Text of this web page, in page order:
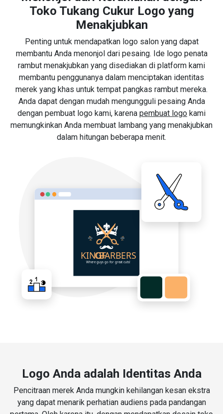
Toko Tukang Cukur Logo yang
Menakjubkan
Penting untuk mendapatkan logo salon yang dapat
membantu Anda menonjol dari pesaing. Ide logo penata
rambut menakjubkan yang disediakan di platform kami
membantu penggunanya dalam menciptakan identitas
merek yang khas untuk tempat pangkas rambut mereka.
Anda dapat dengan mudah mengungguli pesaing Anda
dengan pembuat logo kami, karena pembuat logo kami
memungkinkan Anda membuat lambang yang menakjubkan
dalam hitungan beberapa menit.
Logo Anda adalah Identitas Anda
Pencitraan merek Anda mungkin kehilangan kesan ekstra
yang dapat menarik perhatian audiens pada pandangan